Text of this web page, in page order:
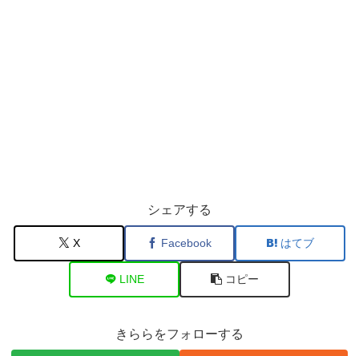
シェアする
X Facebook はてブ
LINE コピー
きららをフォローする